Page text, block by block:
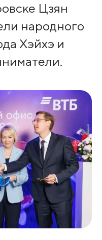
Цзян
народного
Хэйхэ и